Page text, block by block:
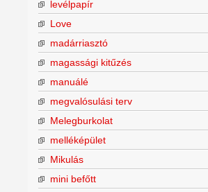
levélpapír
Love
madárriasztó
magassági kitűzés
manuálé
megvalósulási terv
Melegburkolat
melléképület
Mikulás
mini befőtt